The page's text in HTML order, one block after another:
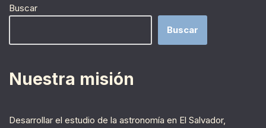
Buscar
Buscar
Nuestra misión
Desarrollar el estudio de la astronomía en El Salvador,